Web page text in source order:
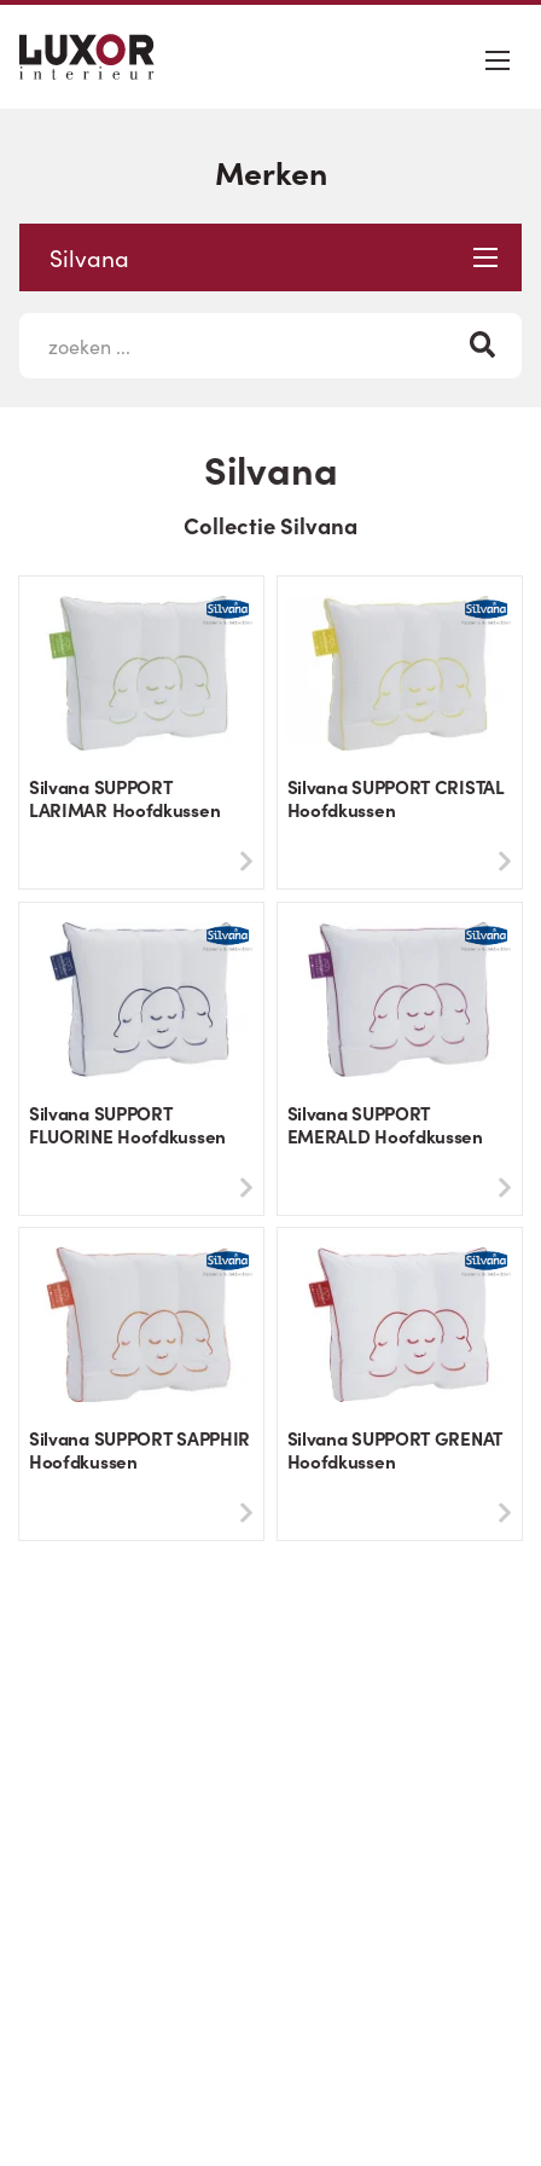
Merken
Silvana
Silvana
Collectie Silvana
Silvana SUPPORT
LARIMAR Hoofdkussen
Silvana SUPPORT CRISTAL
Hoofdkussen
Silvana SUPPORT
FLUORINE Hoofdkussen
Silvana SUPPORT
EMERALD Hoofdkussen
Silvana SUPPORT SAPPHIR
Hoofdkussen
Silvana SUPPORT GRENAT
Hoofdkussen